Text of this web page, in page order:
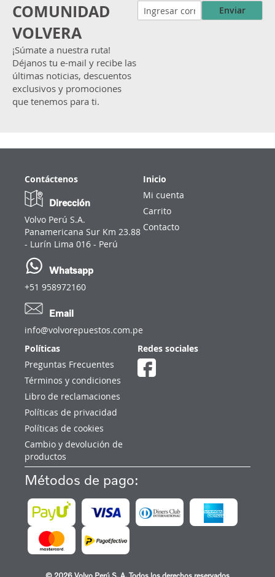
COMUNIDAD
VOLVERA
¡Súmate a nuestra ruta!
Déjanos tu e-mail y recibe las
últimas noticias, descuentos
exclusivos y promociones
que tenemos para ti.
Enviar
Contáctenos
Dirección
Volvo Perú S.A.
Panamericana Sur Km 23.88
- Lurín Lima 016 - Perú
Whatsapp
+51 958972160
Email
info@volvorepuestos.com.pe
Inicio
Mi cuenta
Carrito
Contacto
Políticas
Preguntas Frecuentes
Términos y condiciones
Libro de reclamaciones
Políticas de privacidad
Políticas de cookies
Cambio y devolución de
productos
Redes sociales
Métodos de pago: